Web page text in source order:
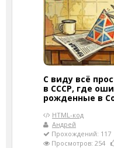
С виду всё
в СССР, где
рожденные в
HTML-код
Андрей
Прохождений: 117
Просмотров: 254